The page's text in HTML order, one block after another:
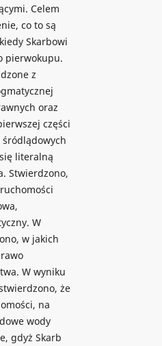
Celem
co to są
Skarbowi
pierwokupu.
z
oraz
części
śródlądowych
literalną
Stwierdzono,
W
w jakich
W wyniku
że
na
wody
gdyż Skarb